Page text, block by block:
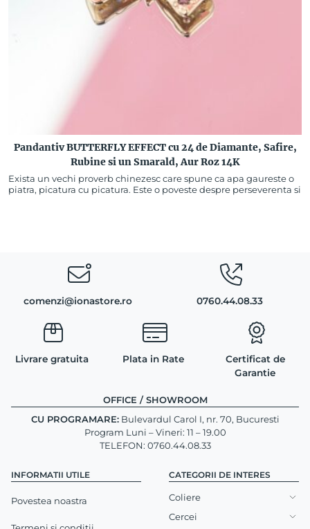
Pandantiv BUTTERFLY EFFECT cu 24 de Diamante, Safire,
Rubine si un Smarald, Aur Roz 14K
Exista un vechi proverb chinezesc care spune ca apa gaureste o
piatra, picatura cu picatura. Este o poveste despre perseverenta si
comenzi@ionastore.ro 0760.44.08.33
Livrare gratuita Plata in Rate
Certificat de
Garantie
INFORMATII UTILE
Povestea noastra
OFFICE / SHOWROOM
CU PROGRAMARE:Bulevardul Carol I, nr. 70, Bucuresti
Program Luni – Vineri: 11 – 19.00
TELEFON: 0760.44.08.33
CATEGORII DE INTERES
Coliere
Cercei